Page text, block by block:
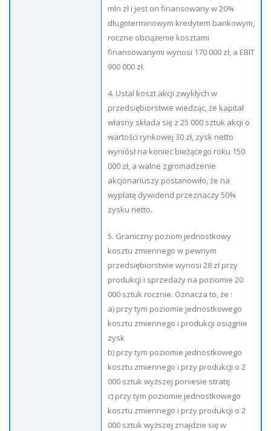
mln zł i jest on finansowany w 20%
długoterminowym kredytem bankowym,
roczne obciążenie kosztami
finansowanymi wynosi 170 000 zł, a EBIT
900 000 zł.
4. Ustal koszt akcji zwykłych w
przedsiębiorstwie wiedząc, że kapitał
własny składa się z 25 000 sztuk akcji o
wartości rynkowej 30 zł, zysk netto
wyniósł na koniec bieżącego roku 150
000 zł, a walne zgromadzenie
akcjonariuszy postanowiło, że na
wypłatę dywidend przeznaczy 50%
zysku netto.
5. Graniczny poziom jednostkowy
kosztu zmiennego w pewnym
przedsiębiorstwie wynosi 28 zł przy
produkcji i sprzedaży na poziomie 20
000 sztuk rocznie. Oznacza to, że :
a) przy tym poziomie jednostkowego
kosztu zmiennego i produkcji osiągnie
zysk
b) przy tym poziomie jednostkowego
kosztu zmiennego i przy produkcji o 2
000 sztuk wyższej poniesie stratę
c) przy tym poziomie jednostkowego
kosztu zmiennego i przy produkcji o 2
000 sztuk wyższej znajdzie się w